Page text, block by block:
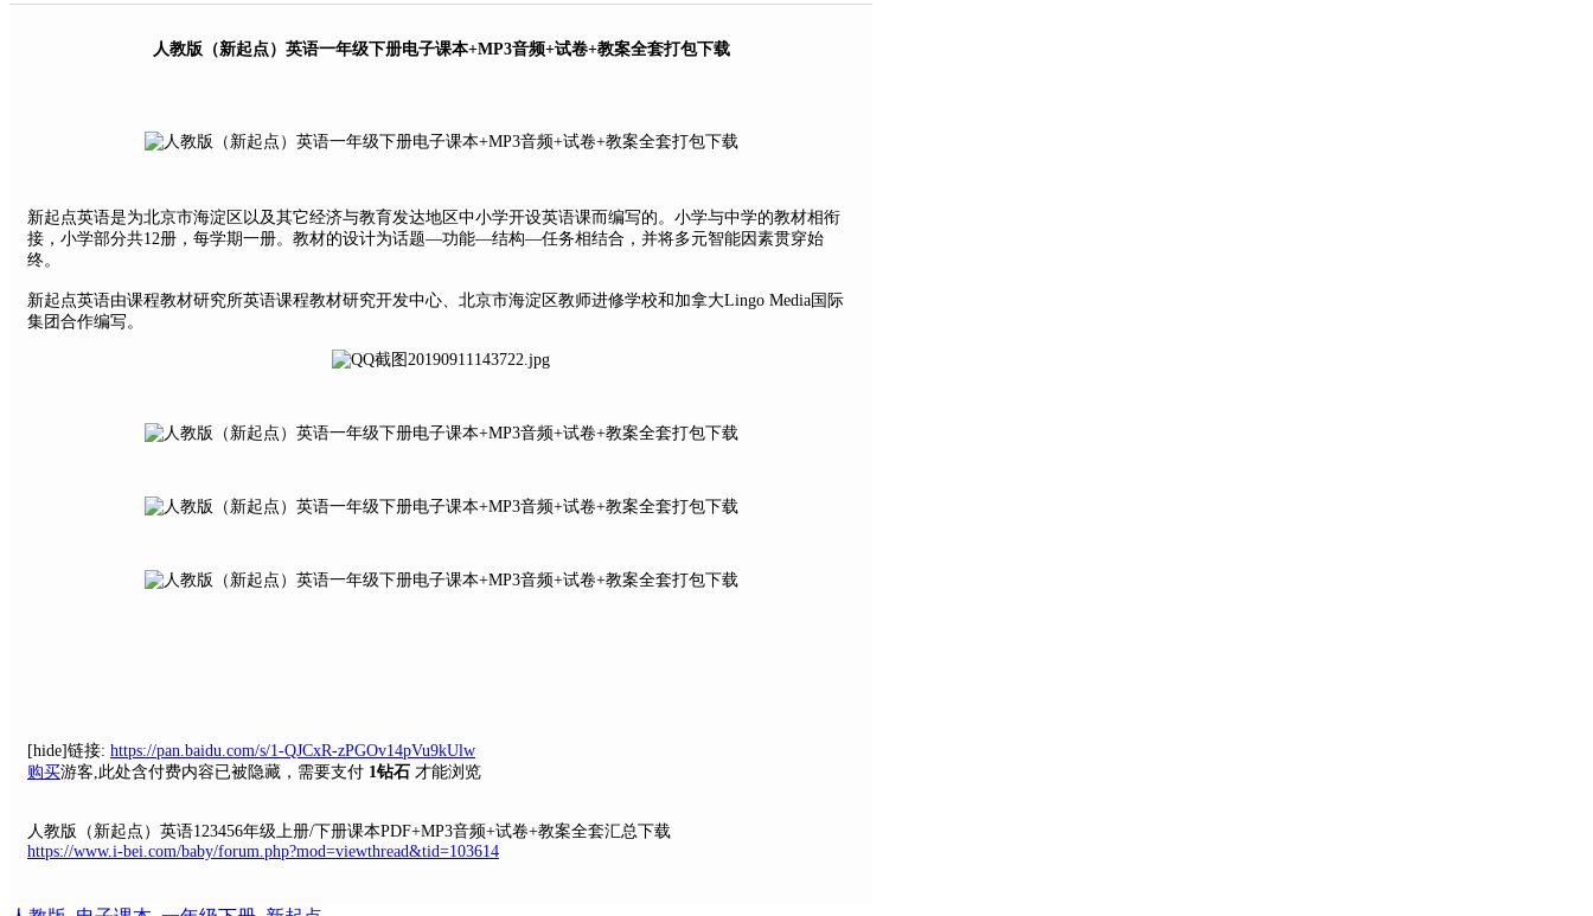
人教版（新起点）英语一年级下册电子课本+MP3音频+试卷+教案全套打包下载
新起点英语是为北京市海淀区以及其它经济与教育发达地区中小学开设英语课而编写的。小学与中学的教材相衔
接，小学部分共12册，每学期一册。教材的设计为话题—功能—结构—任务相结合，并将多元智能因素贯穿始
终。
新起点英语由课程教材研究所英语课程教材研究开发中心、北京市海淀区教师进修学校和加拿大Lingo Media国际
集团合作编写。
[hide]链接: https://pan.baidu.com/s/1-QJCxR-zPGOv14pVu9kUlw
购买游客,此处含付费内容已被隐藏，需要支付 1钻石 才能浏览
人教版（新起点）英语123456年级上册/下册课本PDF+MP3音频+试卷+教案全套汇总下载
https://www.i-bei.com/baby/forum.php?mod=viewthread&tid=103614